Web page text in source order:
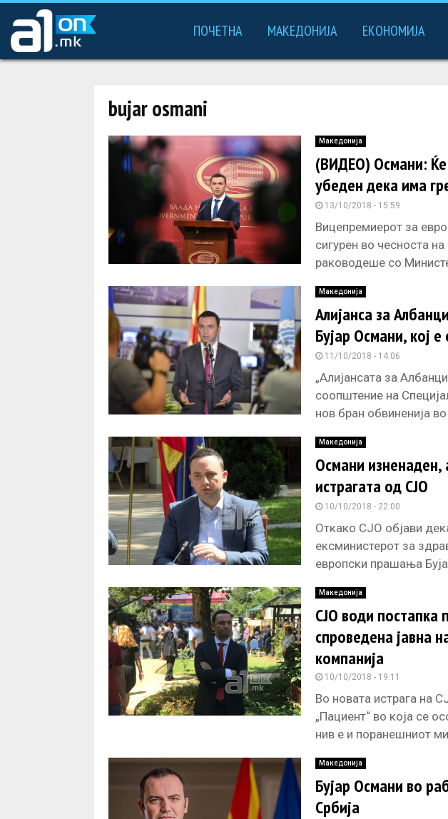
ПОЧЕТНА МАКЕДОНИЈА ЕКОНОМИЈА
bujar osmani
Македонија
(ВИДЕО) Османи: Ќе
убеден дека има
13/10/2018 - 15:59
Вицепремиерот за
сигурен во чесноста
раководеше со
Македонија
Алијанса за
Бујар Османи, кој
11/10/2018 - 14:06
„Алијансата за
соопштение на
нов бран обвиненија
Македонија
Османи изненаден,
истрагата од СЈО
10/10/2018 - 22:00
Откако СЈО објави
ексминистерот за
европски прашања
Македонија
СЈО води постапка
спроведена јавна
компанија
10/10/2018 - 19:11
Во новата истрага на
„Пациент“ во која се
нив е и поранешниот
Македонија
Бујар Османи во
Србија